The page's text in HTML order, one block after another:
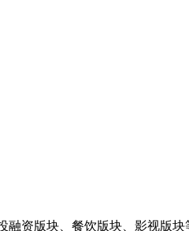
资版块、餐饮版块、影视版